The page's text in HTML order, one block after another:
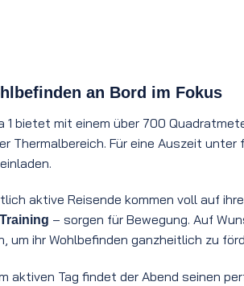
an Bord im Fokus
1 bietet mit einem über 700
Thermalbereich. Für eine Auszeit unter
aktive Reisende kommen voll auf
– sorgen für Bewegung. Auf
um ihr Wohlbefinden ganzheitlich zu
aktiven Tag findet der Abend seinen